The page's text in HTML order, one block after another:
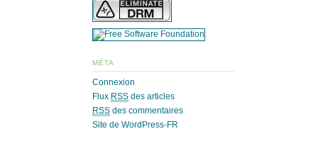
MÉTA
Connexion
Flux RSS des articles
RSS des commentaires
Site de WordPress-FR